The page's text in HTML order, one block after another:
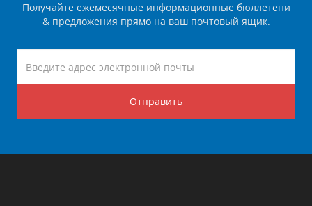
Получайте ежемесячные информационные бюллетени
& предложения прямо на ваш почтовый ящик.
Отправить